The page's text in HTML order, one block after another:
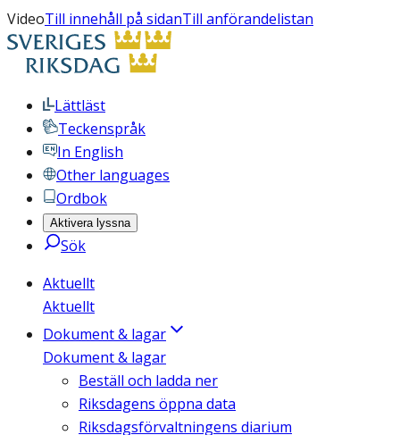
VideoTill innehåll på sidanTill anförandelistan
Lättläst
Teckenspråk
In English
Other languages
Ordbok
Aktivera lyssna
Sök
Aktuellt
Aktuellt
Dokument & lagar
Dokument & lagar
Beställ och ladda ner
Riksdagens öppna data
Riksdagsförvaltningens diarium